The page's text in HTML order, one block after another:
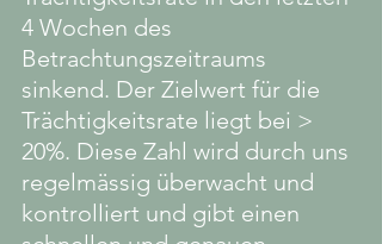
4 Wochen des
Betrachtungszeitraums
sinkend. Der Zielwert für die
Trächtigkeitsrate liegt bei >
20%. Diese Zahl wird durch uns
regelmässig überwacht und
kontrolliert und gibt einen